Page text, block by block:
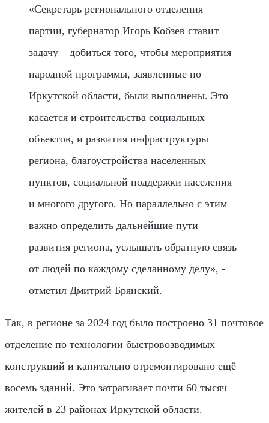
«Секретарь регионального отделения
партии, губернатор Игорь Кобзев ставит
задачу – добиться того, чтобы мероприятия
народной программы, заявленные по
Иркутской области, были выполнены. Это
касается и строительства социальных
объектов, и развития инфраструктуры
региона, благоустройства населенных
пунктов, социальной поддержки населения
и многого другого. Но параллельно с этим
важно определить дальнейшие пути
развития региона, услышать обратную связь
от людей по каждому сделанному делу», -
отметил Дмитрий Брянский.
Так, в регионе за 2024 год было построено 31 почтовое
отделение по технологии быстровозводимых
конструкций и капитально отремонтировано ещё
восемь зданий. Это затрагивает почти 60 тысяч
жителей в 23 районах Иркутской области.